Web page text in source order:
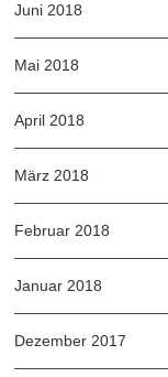
Juni 2018
Mai 2018
April 2018
März 2018
Februar 2018
Januar 2018
Dezember 2017